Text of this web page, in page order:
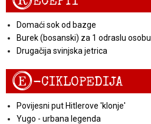
Domaći sok od bazge
Burek (bosanski) za 1 odraslu osobu
Drugačija svinjska jetrica
E-CIKLOPEDIJA
Povijesni put Hitlerove 'klonje'
Yugo - urbana legenda